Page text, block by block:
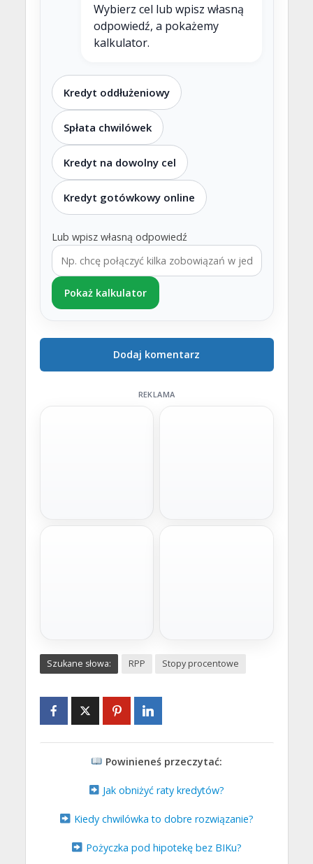
Wybierz cel lub wpisz własną
odpowiedź, a pokażemy
kalkulator.
Kredyt oddłużeniowy
Spłata chwilówek
Kredyt na dowolny cel
Kredyt gotówkowy online
Lub wpisz własną odpowiedź
Pokaż kalkulator
Dodaj komentarz
REKLAMA
Na dowolny cel
Kredyt gotówkowy
bankowe z jasnymi
warunkami, kwotą nawet do
200 tys. zł na 120 miesięcy.
Oddłużanie prawne
Szukane słowa: RPP Stopy procentowe
Powinieneś przeczytać:
Jak obniżyć raty kredytów?
Kiedy chwilówka to dobre rozwiązanie?
Pożyczka pod hipotekę bez BIKu?